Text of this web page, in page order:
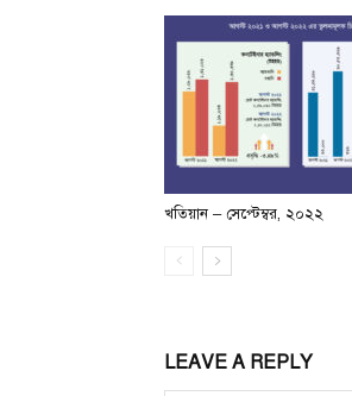
খতিয়ান – সেপ্টেম্বর, ২০২২
LEAVE A REPLY